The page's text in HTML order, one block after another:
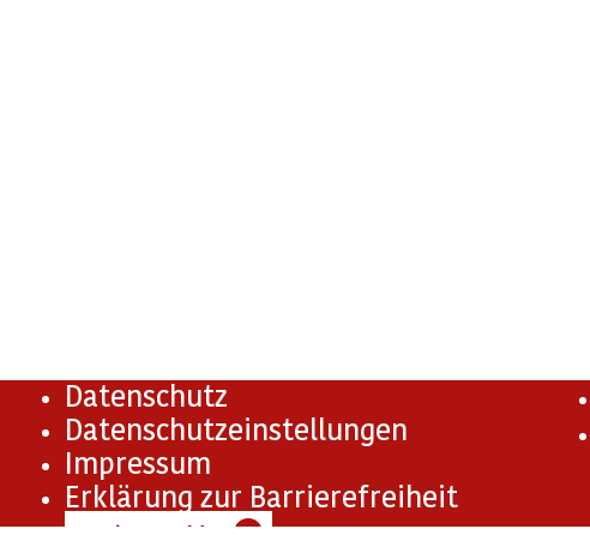
Datenschutz
Datenschutzeinstellungen
Impressum
Erklärung zur Barrierefreiheit
Barriere melden ✉